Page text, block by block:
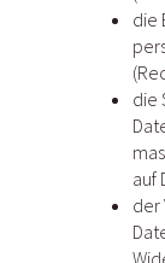
die
die
auf
der